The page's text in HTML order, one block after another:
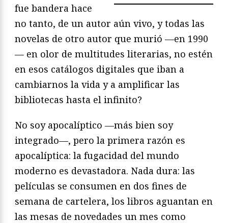
fue bandera hace
no tanto, de un autor aún vivo, y todas las
novelas de otro autor que murió —en 1990
— en olor de multitudes literarias, no estén
en esos catálogos digitales que iban a
cambiarnos la vida y a amplificar las
bibliotecas hasta el infinito?
No soy apocalíptico —más bien soy
integrado—, pero la primera razón es
apocalíptica: la fugacidad del mundo
moderno es devastadora. Nada dura: las
películas se consumen en dos fines de
semana de cartelera, los libros aguantan en
las mesas de novedades un mes como